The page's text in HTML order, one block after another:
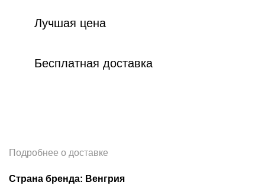
Лучшая цена
Бесплатная доставка
Подробнее о доставке
Страна бренда: Венгрия